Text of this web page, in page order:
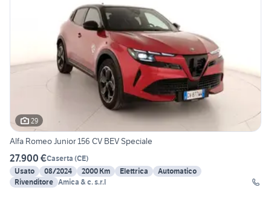
29
Alfa Romeo Junior 156 CV BEV Speciale
27.900 €Caserta (CE)
Usato
08/2024 2000 Km Elettrica
Automatico
Rivenditore Amica & c. s.r.l